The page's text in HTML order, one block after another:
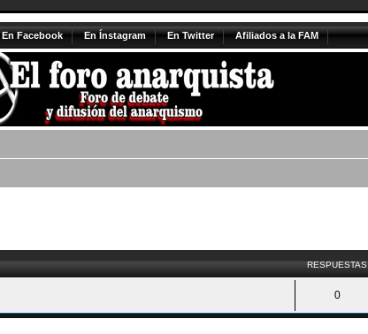
En Facebook En Ínstagram En Twitter Afiliados a la FAM
RESPUESTAS
0